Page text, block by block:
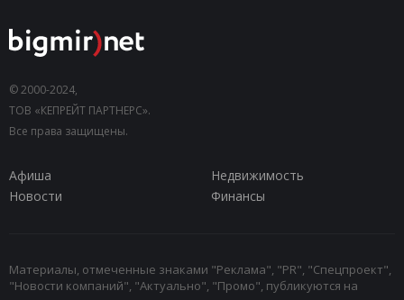
© 2000-2024,
ТОВ «КЕПРЕЙТ ПАРТНЕРС».
Все права защищены.
Афиша
Недвижимость
Новости
Финансы
Материалы, отмеченные знаками "Реклама", "PR", "Спецпроект",
"Новости компаний", "Актуально", "Промо", публикуются на